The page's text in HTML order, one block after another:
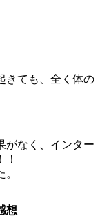
きても、全く体の
がなく、インター
想